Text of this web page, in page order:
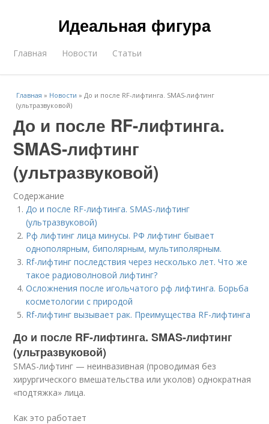
Идеальная фигура
Главная Новости Статьи
Главная » Новости »До и после RF-лифтинга. SMAS-лифтинг
(ультразвуковой)
До и после RF-лифтинга.
SMAS-лифтинг
(ультразвуковой)
Содержание
До и после RF-лифтинга. SMAS-лифтинг
(ультразвуковой)
Рф лифтинг лица минусы. РФ лифтинг бывает
однополярным, биполярным, мультиполярным.
Rf-лифтинг последствия через несколько лет. Что же
такое радиоволновой лифтинг?
Осложнения после игольчатого рф лифтинга. Борьба
косметологии с природой
Rf-лифтинг вызывает рак. Преимущества RF-лифтинга
До и после RF-лифтинга. SMAS-лифтинг
(ультразвуковой)
SMAS-лифтинг — неинвазивная (проводимая без
хирургического вмешательства или уколов) однократная
«подтяжка» лица.
Как это работает